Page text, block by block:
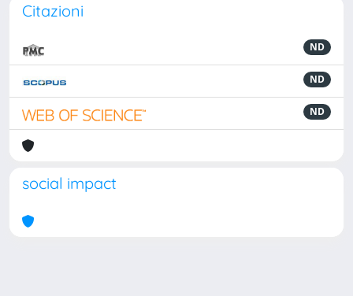
Citazioni
ND
ND
ND
social impact